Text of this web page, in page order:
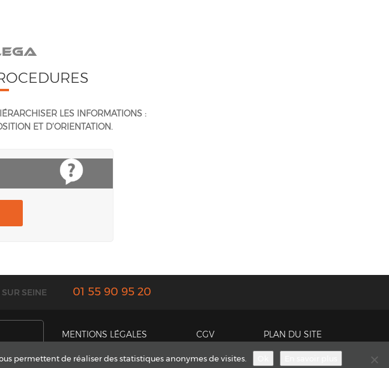
LES INFORMATIONS :
ET D’ORIENTATION.
SEINE 01 55 90 95 20
MENTIONS LÉGALES CGV PLAN DU SITE
permettent de réaliser des statistiques anonymes de visites.